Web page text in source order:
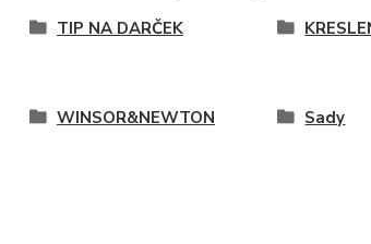
TIP NA DARČEK
WINSOR&NEWTON
Sady